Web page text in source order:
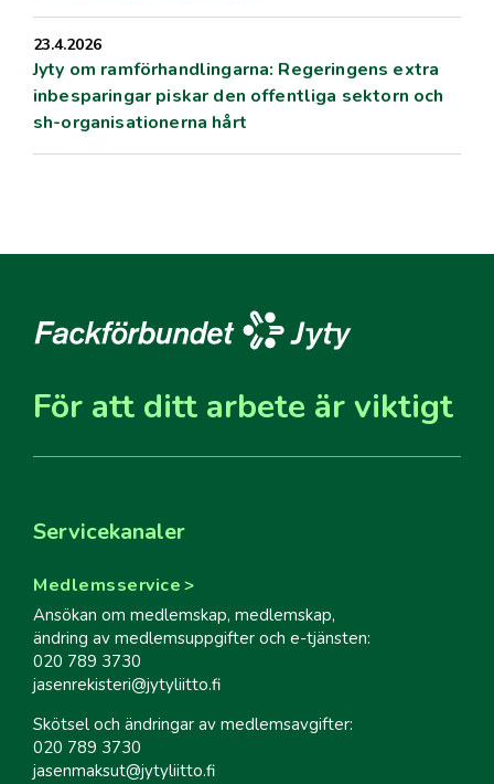
23.4.2026
Jyty om ramförhandlingarna: Regeringens extra
inbesparingar piskar den offentliga sektorn och
sh-organisationerna hårt
För att ditt arbete är viktigt
Servicekanaler
Medlemsservice
Ansökan om medlemskap, medlemskap,
ändring av medlemsuppgifter och e-tjänsten:
020 789 3730
jasenrekisteri@jytyliitto.fi
Skötsel och ändringar av medlemsavgifter:
020 789 3730
jasenmaksut@jytyliitto.fi